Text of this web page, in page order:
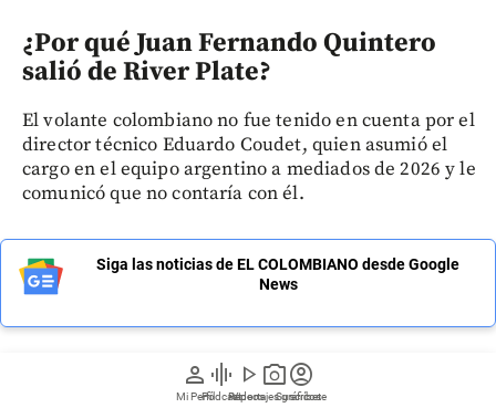
person
Mi Perfil
graphic_eq
Pódcast
play_arrow
Videos
photo_camera
Reportajes gráficos
account_circle
Suscríbete
¿Por qué Juan Fernando Quintero
salió de River Plate?
El volante colombiano no fue tenido en cuenta por el
director técnico Eduardo Coudet, quien asumió el
cargo en el equipo argentino a mediados de 2026 y le
comunicó que no contaría con él.
Siga las noticias de EL COLOMBIANO desde Google
News